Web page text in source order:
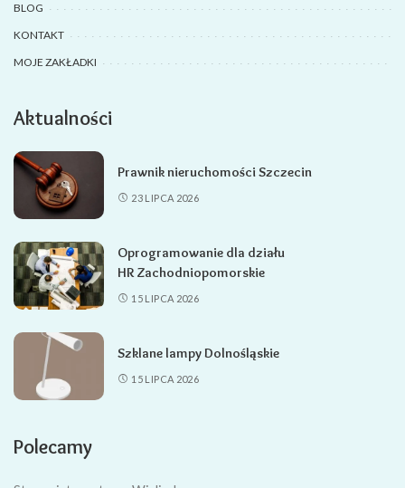
BLOG
KONTAKT
MOJE ZAKŁADKI
Aktualności
Prawnik nieruchomości Szczecin
23 LIPCA 2026
Oprogramowanie dla działu
HR Zachodniopomorskie
15 LIPCA 2026
Szklane lampy Dolnośląskie
15 LIPCA 2026
Polecamy